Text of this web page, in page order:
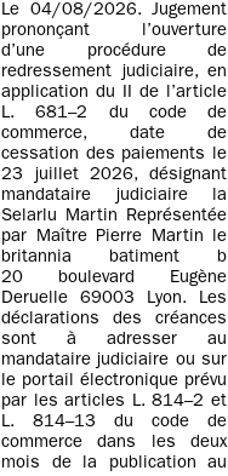
Le 04/08/2026. Jugement
prononçant l’ouverture
d’une procédure de
redressement judiciaire, en
application du II de l’article
L. 681–2 du code de
commerce, date de
cessation des paiements le
23 juillet 2026, désignant
mandataire judiciaire la
Selarlu Martin Représentée
par Maître Pierre Martin le
britannia batiment b
20 boulevard Eugène
Deruelle 69003 Lyon. Les
déclarations des créances
sont à adresser au
mandataire judiciaire ou sur
le portail électronique prévu
par les articles L. 814–2 et
L. 814–13 du code de
commerce dans les deux
mois de la publication au